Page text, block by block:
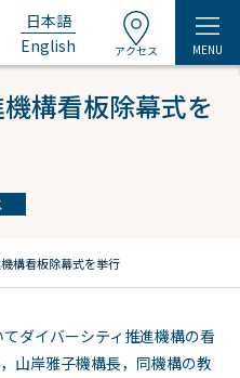
日本語
English
アクセス MENU
構看板除幕式を
構看板除幕式を挙行
ダイバーシティ推進機構の看
山岸雅子機構長，同機構の教